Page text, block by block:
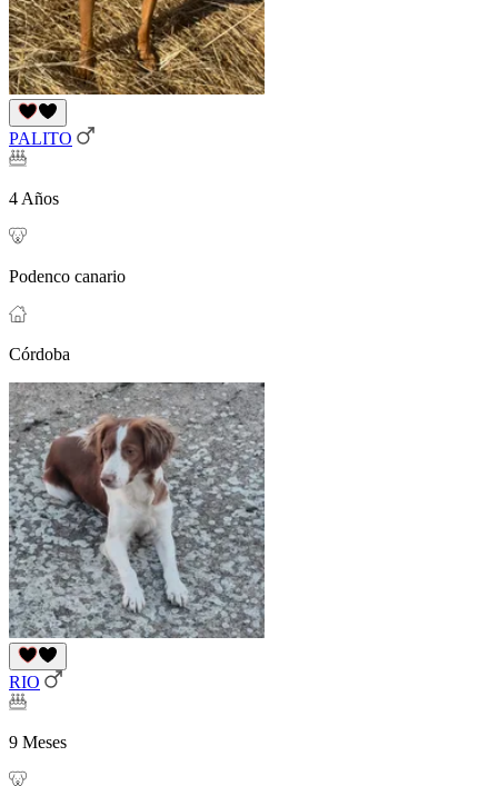
PALITO
4 Años
Podenco canario
Córdoba
RIO
9 Meses